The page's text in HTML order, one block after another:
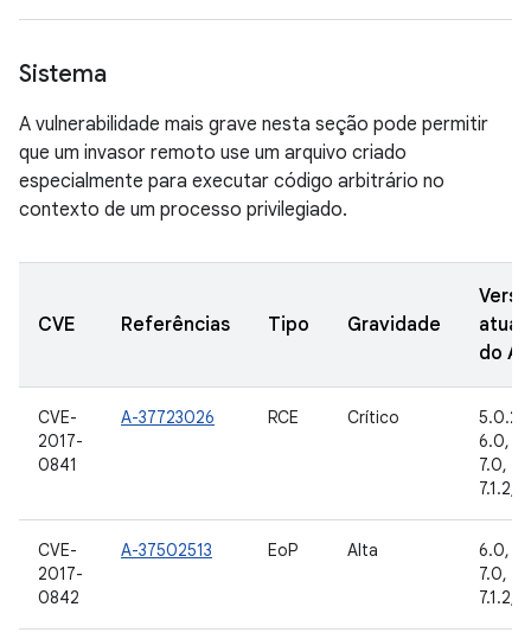
Sistema
A vulnerabilidade mais grave nesta seção pode permitir
que um invasor remoto use um arquivo criado
especialmente para executar código arbitrário no
contexto de um processo privilegiado.
CVE Referências Tipo Gravidade
do
CVE-
2017-
0841
A-37723026 RCE Crítico
5.0.2,
6.0,
7.0,
7.1.2,
CVE-
2017-
0842
A-37502513 EoP Alta
6.0,
7.0,
7.1.2,